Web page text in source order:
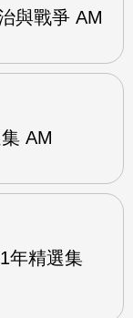
與戰爭 AM
AM
年精選集